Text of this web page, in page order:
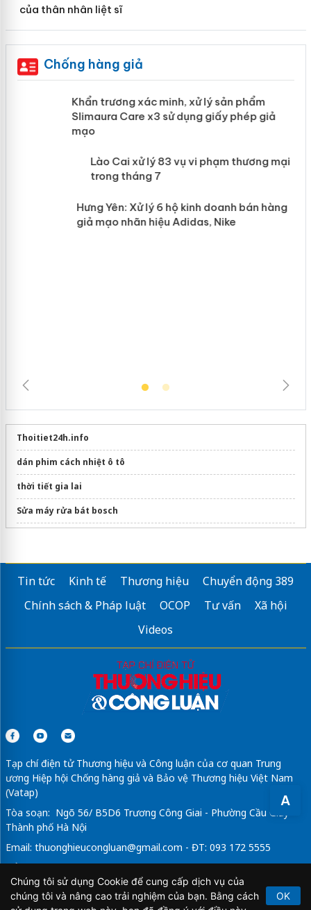
A
của thân nhân liệt sĩ
Chống hàng giả
Khẩn trương xác minh, xử lý sản phẩm
Slimaura Care x3 sử dụng giấy phép giả
mạo
Lào Cai xử lý 83 vụ vi phạm thương
mại trong tháng 7
Thoitiet24h.info
dán phim cách nhiệt ô tô
thời tiết gia lai
Sửa máy rửa bát bosch
Tin tức Kinh tế Thương hiệu
Chuyển động 389
Chính sách & Pháp luật
OCOP Tư vấn
Xã hội
Videos
Tạp chí điện tử Thương hiệu và Công luận của cơ quan Trung
ương Hiệp hội Chống hàng giả và Bảo vệ Thương hiệu Việt Nam
(Vatap)
Tòa soạn: Ngõ 56/ B5D6 Trương Công Giai - Phường Cầu Giấy -
Thành phố Hà Nội
Email: thuonghieucongluan@gmail.com - ĐT: 093 172 5555
Tổng Biên Tập: Vũ Đức Thuận
Giấy phép hoạt động báo chí điện tử số 64/GP-BTTTT do Bộ
Thông tin và Truyền thông cấp ngày 21/2/2020.
Chúng tôi sử dụng Cookie để cung cấp dịch vụ của
chúng tôi và nâng cao trải nghiệm của bạn. Bằng cách
OK